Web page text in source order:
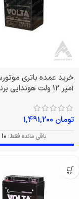
آمپر 12 ولت هوندایی برند ولتا
تومان
باقی مانده فقط: 10